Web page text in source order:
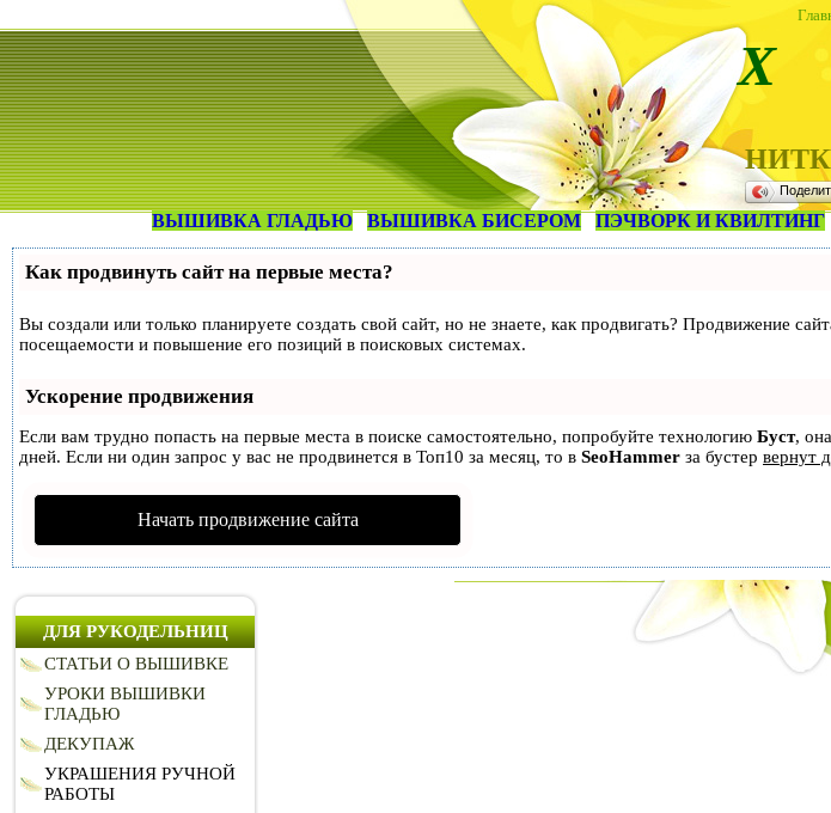
Х
ВЫШИВКА ГЛАДЬЮ ВЫШИВКА БИСЕРОМ ПЭЧВОРК И КВИЛТИНГ
Как продвинуть сайт на первые места?
Вы создали или только планируете создать свой сайт, но не знаете, как продвигать? Продвижение
посещаемости и повышение его позиций в поисковых системах.
Ускорение продвижения
Если вам трудно попасть на первые места в поиске самостоятельно, попробуйте технологию Буст,
дней. Если ни один запрос у вас не продвинется в Топ10 за месяц, то в SeoHammer за бустер вернут
Начать продвижение сайта
ДЛЯ РУКОДЕЛЬНИЦ
СТАТЬИ О ВЫШИВКЕ
УРОКИ ВЫШИВКИ
ГЛАДЬЮ
ДЕКУПАЖ
УКРАШЕНИЯ РУЧНОЙ
РАБОТЫ